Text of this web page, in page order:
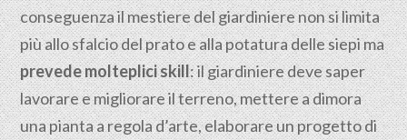
conseguenza il mestiere del giardiniere non si limita
più allo sfalcio del prato e alla potatura delle siepi ma
prevede molteplici skill: il giardiniere deve saper
lavorare e migliorare il terreno, mettere a dimora
una pianta a regola d’arte, elaborare un progetto di